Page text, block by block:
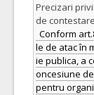
Precizari
de
Conform
le de atac în
ie publica, a
oncesiune
pentru